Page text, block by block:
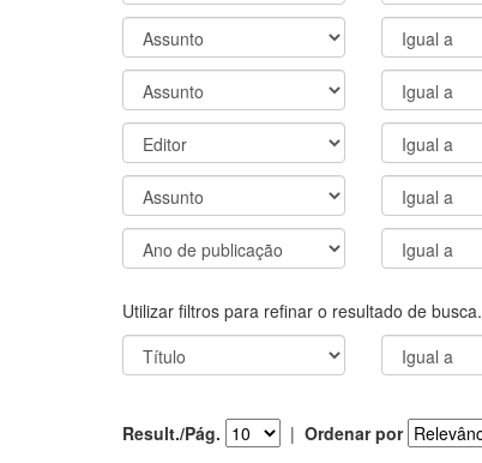
Utilizar filtros para refinar o resultado de busca.
Result./Pág. | Ordenar por